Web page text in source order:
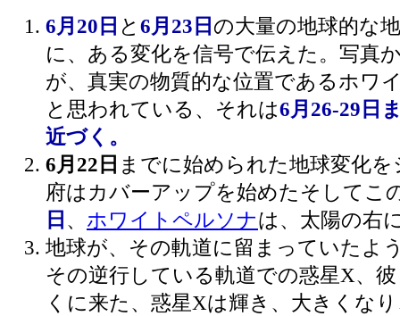
6月20日 と 6月23日 の大量の地球的な
に、ある変化を信号で伝えた。写真
が、真実の物質的な位置であるホワ
と思われている、それは6月26-29日
近づく。
6月22日 までに始められた地球変化
府はカバーアップを始めた そしてこ
日 、 ホワイトペルソナは、太陽の右
地球が、その軌道に留まっていたよ
その逆行している軌道での惑星X、
くに来た、惑星Xは輝き、大きくな